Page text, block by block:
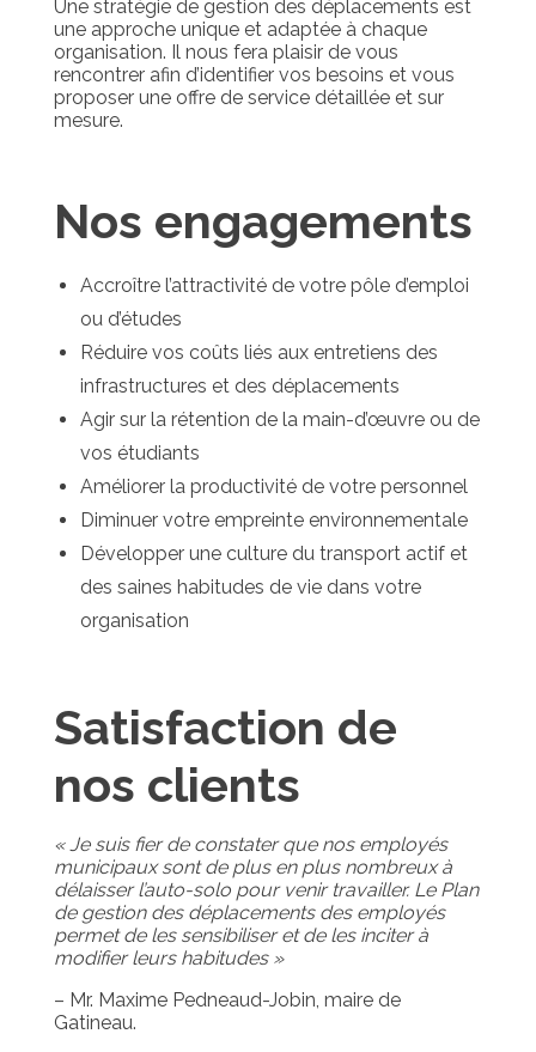
Une stratégie de gestion des déplacements est
une approche unique et adaptée à chaque
organisation. Il nous fera plaisir de vous
rencontrer afin d’identifier vos besoins et vous
proposer une offre de service détaillée et sur
mesure.
Nos engagements
Accroître l’attractivité de votre pôle d’emploi
ou d’études
Réduire vos coûts liés aux entretiens des
infrastructures et des déplacements
Agir sur la rétention de la main-d’œuvre ou de
vos étudiants
Améliorer la productivité de votre personnel
Diminuer votre empreinte environnementale
Développer une culture du transport actif et
des saines habitudes de vie dans votre
organisation
Satisfaction de
nos clients
« Je suis fier de constater que nos employés
municipaux sont de plus en plus nombreux à
délaisser l’auto-solo pour venir travailler. Le Plan
de gestion des déplacements des employés
permet de les sensibiliser et de les inciter à
modifier leurs habitudes »
– Mr. Maxime Pedneaud-Jobin, maire de
Gatineau.